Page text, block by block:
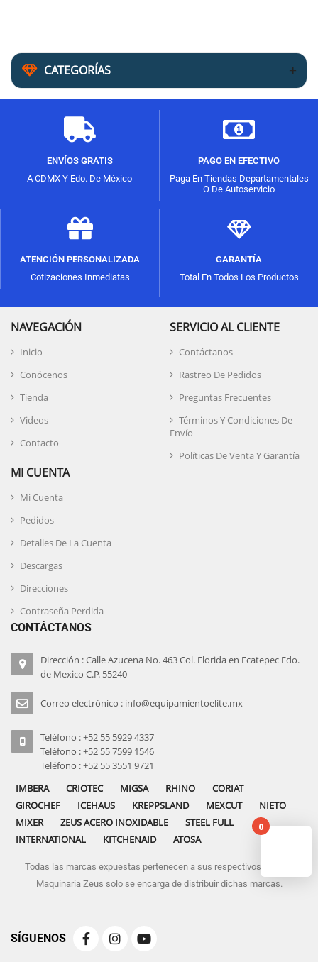
CATEGORÍAS
ENVÍOS GRATIS
A CDMX Y Edo. De México
PAGO EN EFECTIVO
Paga En Tiendas Departamentales
O De Autoservicio
ATENCIÓN PERSONALIZADA
Cotizaciones Inmediatas
GARANTÍA
Total En Todos Los Productos
NAVEGACIÓN
Inicio
Conócenos
Tienda
Videos
Contacto
SERVICIO AL CLIENTE
Contáctanos
Rastreo De Pedidos
Preguntas Frecuentes
Términos Y Condiciones De
Envío
Políticas De Venta Y Garantía
MI CUENTA
Mi Cuenta
Pedidos
Detalles De La Cuenta
Descargas
Direcciones
Contraseña Perdida
CONTÁCTANOS
Dirección : Calle Azucena No. 463 Col. Florida en Ecatepec Edo.
de Mexico C.P. 55240
Correo electrónico : info@equipamientoelite.mx
Teléfono : +52 55 5929 4337
Teléfono : +52 55 7599 1546
Teléfono : +52 55 3551 9721
IMBERA
CRIOTEC MIGSA RHINO
CORIAT
GIROCHEF
ICEHAUS KREPPSLAND MEXCUT
NIETO
MIXER
ZEUS ACERO INOXIDABLE
STEEL FULL
INTERNATIONAL
KITCHENAID ATOSA
Todas las marcas expuestas pertenecen a sus respectivos dueños
Maquinaria Zeus solo se encarga de distribuir dichas marcas.
SÍGUENOS
0